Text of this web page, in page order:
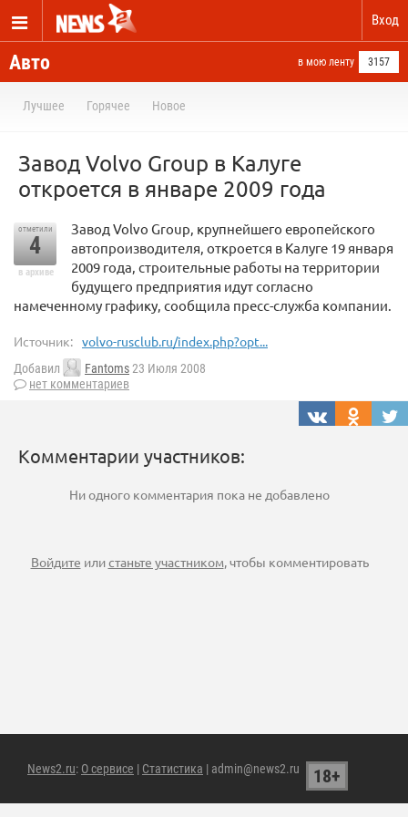
Вход
Авто в мою ленту 3157
Лучшее Горячее Новое
Завод Volvo Group в Калуге
откроется в январе 2009 года
отметили
4
в архиве
Завод Volvo Group, крупнейшего европейского
автопроизводителя, откроется в Калуге 19 января
2009 года, строительные работы на территории
будущего предприятия идут согласно
намеченному графику, сообщила пресс-служба компании.
Источник: volvo-rusclub.ru/index.php?opt...
Добавил Fantoms23 Июля 2008
нет комментариев
Комментарии участников:
Ни одного комментария пока не добавлено
Войдите илистаньте участником, чтобы комментировать
News2.ru: О сервисе | Статистика | admin@news2.ru 18+